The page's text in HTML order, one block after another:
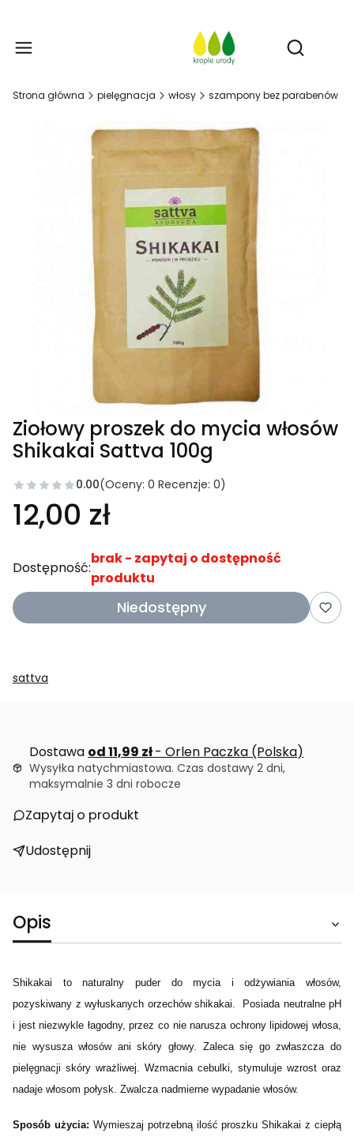
Otwórz
Strona główna pielęgnacja włosy szampony bez parabenów
Ziołowy proszek do mycia włosów
Shikakai Sattva 100g
0.00(Oceny: 0 Recenzje: 0)
12,00 zł
Dostępność:
brak - zapytaj o dostępność
produktu
Niedostępny
sattva
Dostawa od 11,99 zł- Orlen Paczka (Polska)
Wysyłka natychmiastowa. Czas dostawy 2 dni,
maksymalnie 3 dni robocze
Zapytaj o produkt
Udostępnij
Opis
Shikakai to naturalny puder do mycia i odżywiania włosów,
pozyskiwany z wyłuskanych orzechów shikakai. Posiada neutralne pH
i jest niezwykle łagodny, przez co nie narusza ochrony lipidowej włosa,
nie wysusza włosów ani skóry głowy. Zaleca się go zwłaszcza do
pielęgnacji skóry wrażliwej. Wzmacnia cebulki, stymuluje wzrost oraz
nadaje włosom połysk. Zwalcza nadmierne wypadanie włosów.
Sposób użycia: Wymieszaj potrzebną ilość proszku Shikakai z ciepłą